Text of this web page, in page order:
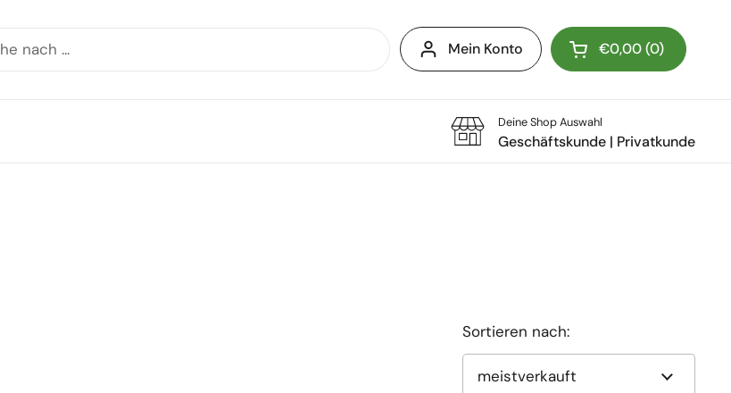
Mein Konto Warenkorb öffnen
€0,00 0
Deine Shop Auswahl
Geschäftskunde | Privatkunde
Sortieren nach: